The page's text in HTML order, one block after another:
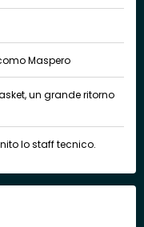
Maspero
un grande ritorno
lo staff tecnico.